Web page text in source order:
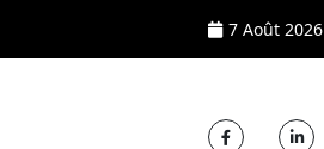
7 Août 2026